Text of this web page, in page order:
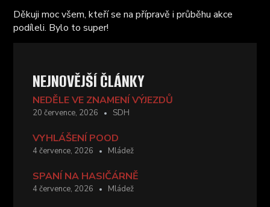
Děkuji moc všem, kteří se na přípravě i průběhu akce
podíleli. Bylo to super!
NEJNOVĚJŠÍ ČLÁNKY
NEDĚLE VE ZNAMENÍ VÝJEZDŮ
20 července, 2026 SDH
VYHLÁŠENÍ POOD
4 července, 2026 Mládež
SPANÍ NA HASIČÁRNĚ
4 července, 2026 Mládež